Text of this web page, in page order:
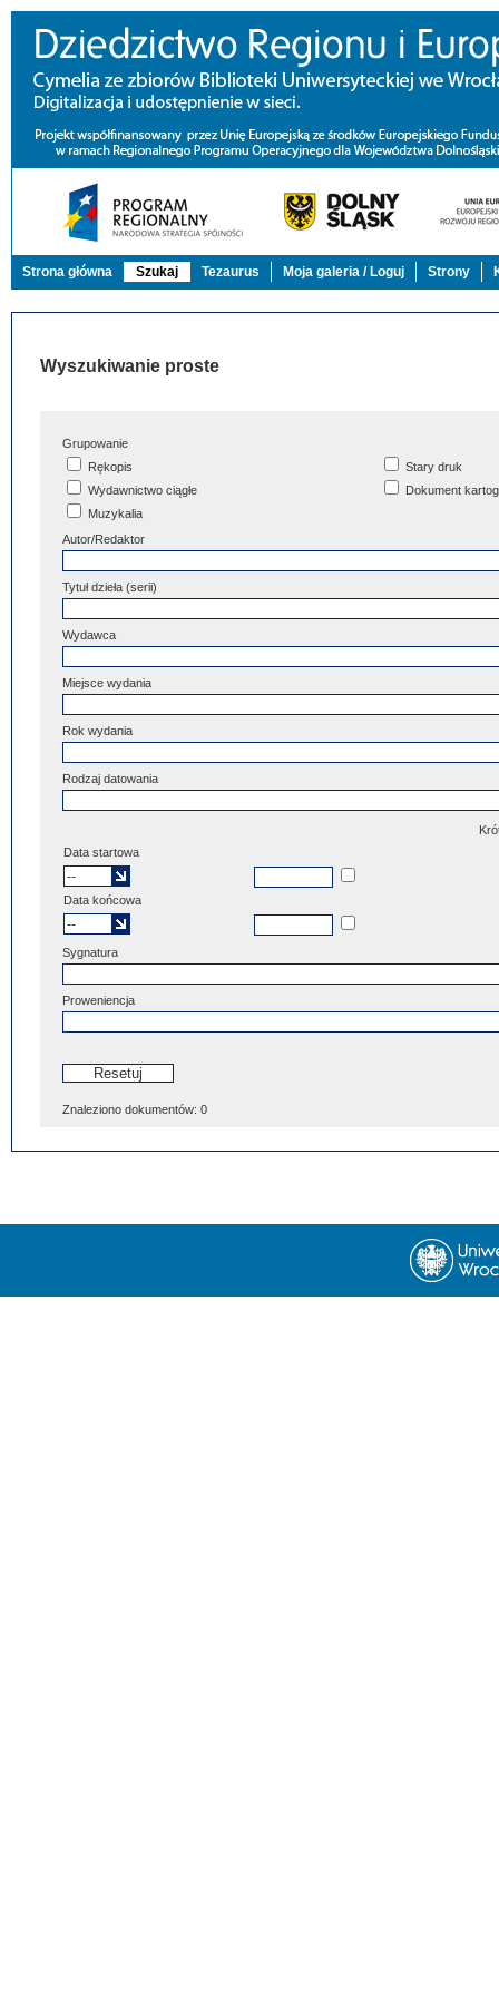
Strona główna Szukaj Tezaurus Moja galeria / Loguj Strony
Wyszukiwanie proste
Grupowanie
Rękopis
Stary druk
Wydawnictwo ciągłe
Dokument
Muzykalia
Autor/Redaktor
Tytuł dzieła (serii)
Wydawca
Miejsce wydania
Rok wydania
Rodzaj datowania
Data startowa
Data końcowa
Sygnatura
Proweniencja
Znaleziono dokumentów: 0